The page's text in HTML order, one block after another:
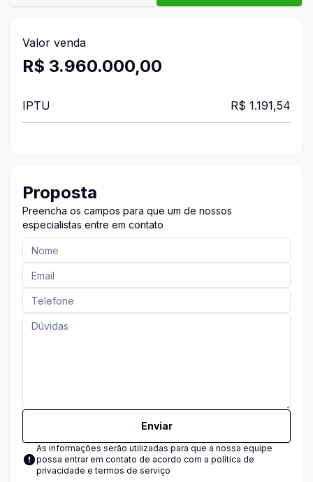
Valor venda
R$ 3.960.000,00
IPTU R$ 1.191,54
Proposta
Preencha os campos para que um de nossos
especialistas entre em contato
Enviar
As informações serão utilizadas para que a nossa equipe
possa entrar em contato de acordo com a política de
privacidade e termos de serviço